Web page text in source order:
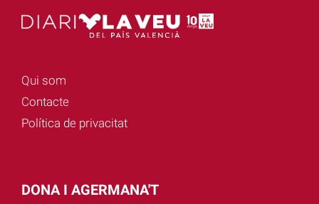
Qui som
Contacte
Política de privacitat
DONA I AGERMANA'T